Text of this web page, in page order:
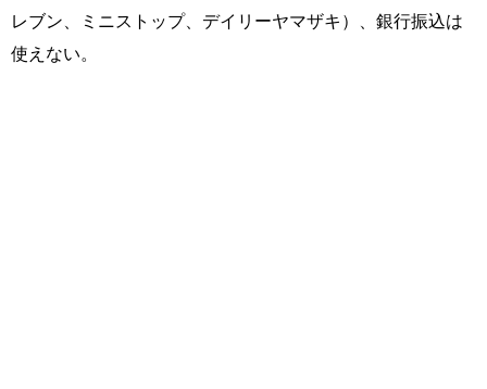
レブン、ミニストップ、デイリーヤマザキ）、銀行振込は
使えない。